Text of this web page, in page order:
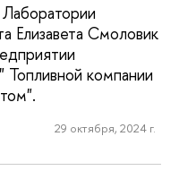
Елизавета Смоловик
компании
29 октября, 2024 г.